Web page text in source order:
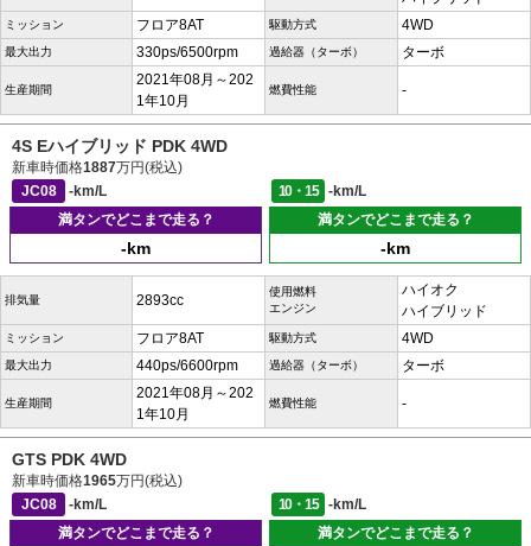
ミッション フロア8AT 駆動方式 4WD
最大出力 330ps/6500rpm 過給器（ターボ） ターボ
生産期間
2021年08月～202
1年10月
燃費性能 -
4S Eハイブリッド PDK 4WD
新車時価格1887万円(税込)
JC08
-km/L 10・15
-km/L
満タンでどこまで走る？
-km
満タンでどこまで走る？
-km
排気量 2893cc
使用燃料
エンジン
ハイオク
ハイブリッド
ミッション フロア8AT 駆動方式 4WD
最大出力 440ps/6600rpm 過給器（ターボ） ターボ
生産期間
2021年08月～202
1年10月
燃費性能 -
GTS PDK 4WD
新車時価格1965万円(税込)
JC08
-km/L 10・15
-km/L
満タンでどこまで走る？
満タンでどこまで走る？